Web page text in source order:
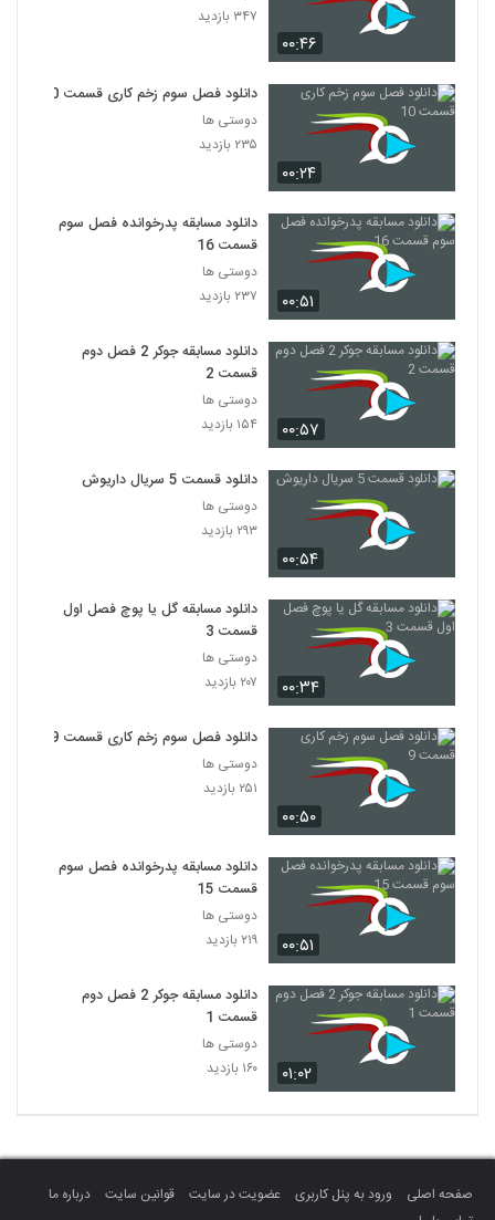
۰۰:۴۶
۳۴۷ بازدید
۰۰:۲۴
دانلود فصل سوم زخم کاری قسمت 10
دوستی ها
۲۳۵ بازدید
۰۰:۵۱
دانلود مسابقه پدرخوانده فصل سوم
قسمت 16
دوستی ها
۲۳۷ بازدید
۰۰:۵۷
دانلود مسابقه جوکر 2 فصل دوم
قسمت 2
دوستی ها
۱۵۴ بازدید
۰۰:۵۴
دانلود قسمت 5 سریال داریوش
دوستی ها
۲۹۳ بازدید
۰۰:۳۴
دانلود مسابقه گل یا پوچ فصل اول
قسمت 3
دوستی ها
۲۰۷ بازدید
۰۰:۵۰
دانلود فصل سوم زخم کاری قسمت 9
دوستی ها
۲۵۱ بازدید
۰۰:۵۱
دانلود مسابقه پدرخوانده فصل سوم
قسمت 15
دوستی ها
۲۱۹ بازدید
۰۱:۰۲
دانلود مسابقه جوکر 2 فصل دوم
قسمت 1
دوستی ها
۱۶۰ بازدید
صفحه اصلی ورود به پنل کاربری عضویت در سایت قوانین سایت
درباره ما